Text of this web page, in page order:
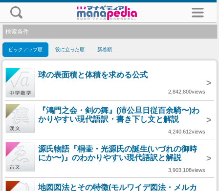
検索条件
ピックアップ順 役に立った順 新着順
球の表面積と体積を求める公式
>
2,842,800views
『鴻門之会・剣の舞』(沛公旦日従百余騎〜)わ
かりやすい現代語訳・書き下し文と解説
>
4,240,612views
源氏物語『桐壷・光源氏の誕生(いづれの御時
にか〜)』のわかりやすい現代語訳と解説
>
3,903,108views
地図図法とその特徴(モルワイデ図法・メルカ